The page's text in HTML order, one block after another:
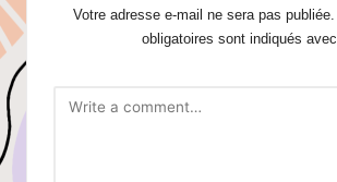
Votre adresse e-mail ne sera pas publiée.
obligatoires sont indiqués avec